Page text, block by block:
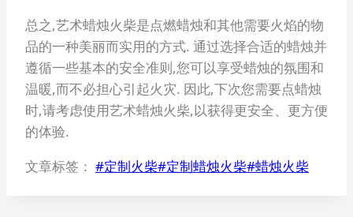
总之,艺术蜡烛火柴是点燃蜡烛和其他需要火焰的物
品的一种美丽而实用的方式. 通过选择合适的蜡烛并
遵循一些基本的安全准则,您可以享受蜡烛的氛围和
温暖,而不必担心引起火灾. 因此,下次您需要点蜡烛
时,请考虑使用艺术蜡烛火柴,以获得更安全、更方便
的体验.
文章标签： #定制火柴#定制蜡烛火柴#蜡烛火柴